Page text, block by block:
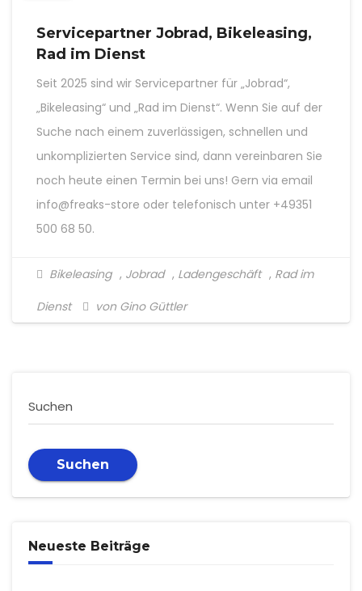
Servicepartner Jobrad, Bikeleasing,
Rad im Dienst
Seit 2025 sind wir Servicepartner für „Jobrad“,
„Bikeleasing“ und „Rad im Dienst“. Wenn Sie auf der
Suche nach einem zuverlässigen, schnellen und
unkomplizierten Service sind, dann vereinbaren Sie
noch heute einen Termin bei uns! Gern via email
info@freaks-store oder telefonisch unter +49351
500 68 50.
Bikeleasing , Jobrad , Ladengeschäft , Rad im
Dienst
von Gino Güttler
Suchen
Suchen
Neueste Beiträge